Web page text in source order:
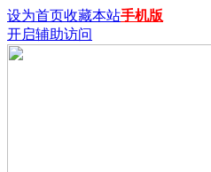
设为首页收藏本站手机版
开启辅助访问